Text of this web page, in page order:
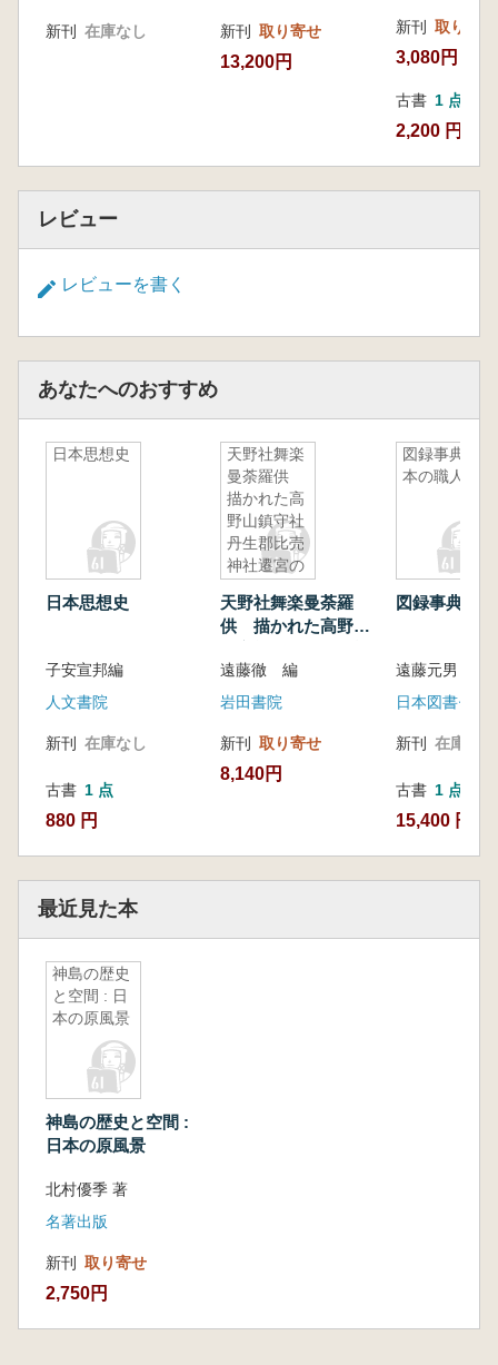
新刊 在庫なし 新刊 取り寄せ
13,200円
新刊 取り寄せ
3,080円
古書 1 点
2,200 円
レビュー
レビューを書く
あなたへのおすすめ
日本思想史
日本思想史
子安宣邦編
人文書院
新刊 在庫なし
古書 1 点
880 円
天野社舞楽
曼荼羅供
描かれた高
野山鎮守社
丹生郡比売
神社遷宮の
天野社舞楽曼荼羅
供 描かれた高野山
社遷宮の法楽
遠藤徹 編
岩田書院
新刊 取り寄せ
8,140円
図録事典日
本の職人
図録事典日
遠藤元男 著
日本図書セン
新刊 在庫なし
古書 1 点
15,400 円
最近見た本
神島の歴史
と空間 : 日
本の原風景
神島の歴史と空間 :
日本の原風景
北村優季 著
名著出版
新刊 取り寄せ
2,750円